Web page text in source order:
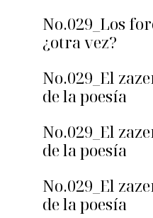
No.029_Los
¿otra vez?
No.029_El
de la poesía
No.029_El
de la poesía
No.029_El
de la poesía